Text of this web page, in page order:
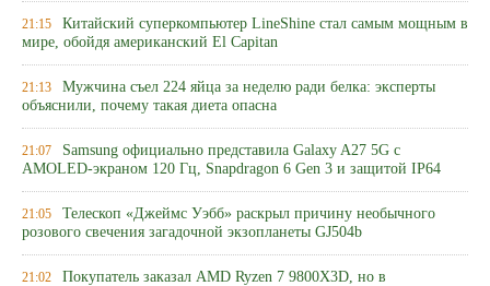
21:15 Китайский суперкомпьютер LineShine стал самым мощным в
мире, обойдя американский El Capitan
21:13 Мужчина съел 224 яйца за неделю ради белка: эксперты
объяснили, почему такая диета опасна
21:07 Samsung официально представила Galaxy A27 5G с
AMOLED-экраном 120 Гц, Snapdragon 6 Gen 3 и защитой IP64
21:05 Телескоп «Джеймс Уэбб» раскрыл причину необычного
розового свечения загадочной экзопланеты GJ504b
21:02 Покупатель заказал AMD Ryzen 7 9800X3D, но в